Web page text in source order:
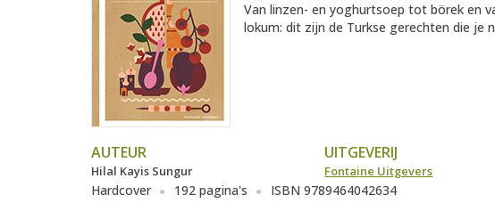
Van linzen- en yoghurtsoep tot börek en
lokum: dit zijn de Turkse gerechten die je
AUTEUR
Hilal Kayis Sungur
UITGEVERIJ
Fontaine Uitgevers
Hardcover 192 pagina's ISBN 9789464042634